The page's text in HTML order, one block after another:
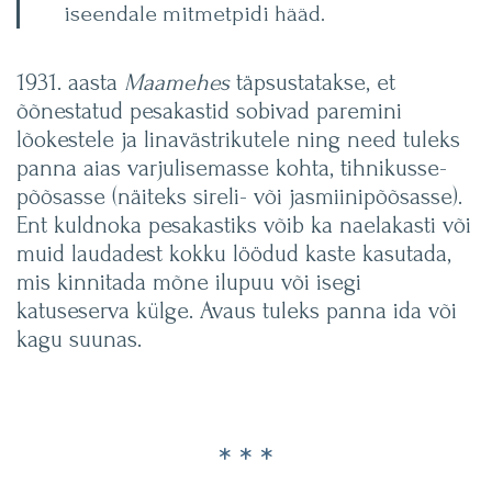
iseendale mitmetpidi hääd.
1931. aasta Maamehestäpsustatakse, et
õõnestatud pesakastid sobivad paremini
lõokestele ja linavästrikutele ning need tuleks
panna aias varjulisemasse kohta, tihnikusse-
põõsasse (näiteks sireli- või jasmiinipõõsasse).
Ent kuldnoka pesakastiks võib ka naelakasti või
muid laudadest kokku löödud kaste kasutada,
mis kinnitada mõne ilupuu või isegi
katuseserva külge. Avaus tuleks panna ida või
kagu suunas.
* * *